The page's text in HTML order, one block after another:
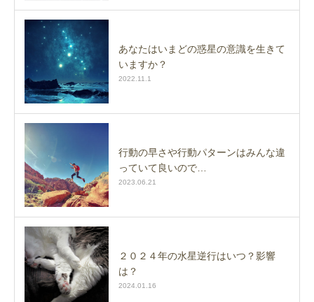
あなたはいまどの惑星の意識を生きて
いますか？
2022.11.1
行動の早さや行動パターンはみんな違
っていて良いので…
2023.06.21
２０２４年の水星逆行はいつ？影響
は？
2024.01.16